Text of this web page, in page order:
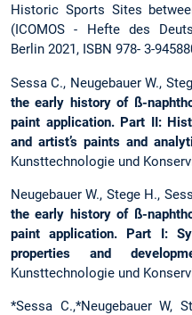
Historic Sports Sites
(ICOMOS - Hefte des
Berlin 2021, ISBN 978- 3-
Sessa C., Neugebauer W.,
the early history of ß-
paint application. Part II:
and artist’s paints and
Kunsttechnologie und
Neugebauer W., Stege H.,
the early history of ß-
paint application. Part I:
properties and
Kunsttechnologie und
*Sessa C.,*Neugebauer W,